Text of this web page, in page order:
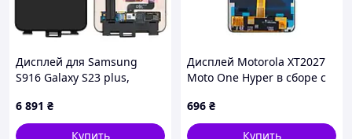
Дисплей для Samsung
S916 Galaxy S23 plus,
Оригинал (переклеенное
стекло)
6 891 ₴
Купить
Дисплей Motorola XT2027
Moto One Hyper в сборе с
696 ₴
Купить